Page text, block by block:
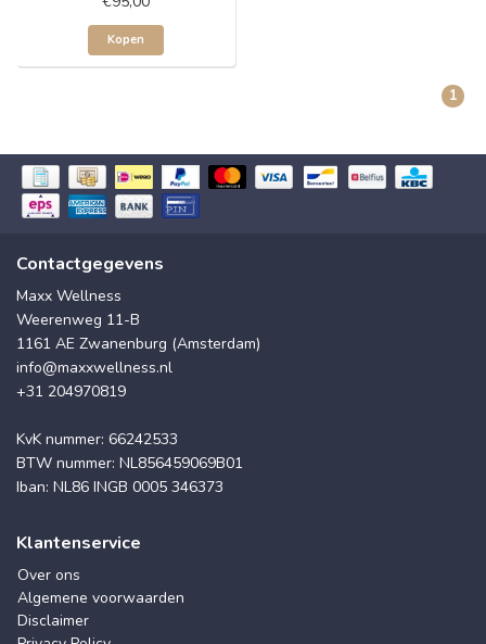
Kopen
1
Contactgegevens
Maxx Wellness
Weerenweg 11-B
1161 AE Zwanenburg (Amsterdam)
info@maxxwellness.nl
+31 204970819
KvK nummer: 66242533
BTW nummer: NL856459069B01
Iban: NL86 INGB 0005 346373
Klantenservice
Over ons
Algemene voorwaarden
Disclaimer